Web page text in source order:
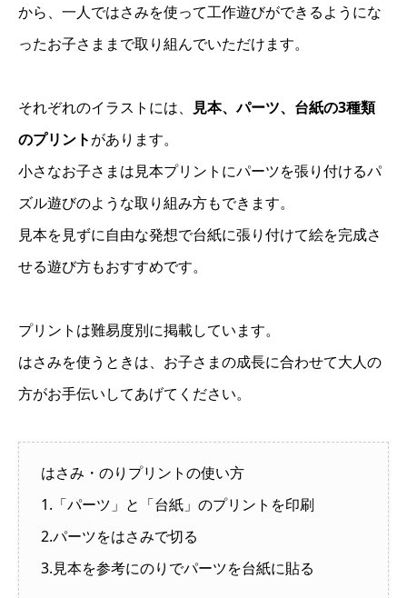
から、一人ではさみを使って工作遊びができるようにな
ったお子さままで取り組んでいただけます。
それぞれのイラストには、
見本、パーツ、台紙の3種類
のプリントがあります。
小さなお子さまは見本プリントにパーツを張り付けるパ
ズル遊びのような取り組み方もできます。
見本を見ずに自由な発想で台紙に張り付けて絵を完成さ
せる遊び方もおすすめです。
プリントは難易度別に掲載しています。
はさみを使うときは、お子さまの成長に合わせて大人の
方がお手伝いしてあげてください。
はさみ・のりプリントの使い方
1.「パーツ」と「台紙」のプリントを印刷
2.パーツをはさみで切る
3.見本を参考にのりでパーツを台紙に貼る